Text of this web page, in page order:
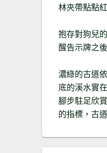
林夾帶點點
抱存對狗兒
醒告示牌之
濃綠的古道
底的溪水實
腳步駐足欣
的指標，古